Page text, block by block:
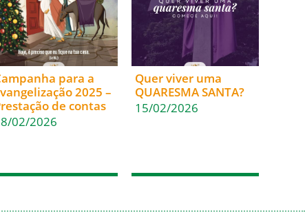
para a
2025 –
de contas
02/2026
Quer viver uma
QUARESMA SANTA?
15/02/2026